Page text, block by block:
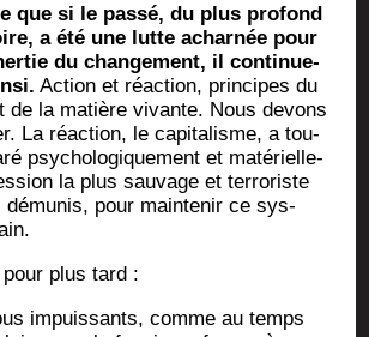
que si le pas­sé, du plus pro­fond
a été une lutte achar­née pour
du chan­ge­ment, il conti­nue­
Action et réac­tion, prin­cipes du
de la matière vivante. Nous devons
La réac­tion, le capi­ta­lisme, a tou­
psy­cho­lo­gi­que­ment et maté­riel­le­
la plus sau­vage et ter­ro­riste
dému­nis, pour main­te­nir ce sys­
plus tard :
impuis­sants, comme au temps